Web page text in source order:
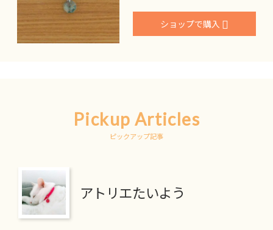
ショップで購入
Pickup Articles
ピックアップ記事
アトリエたいよう